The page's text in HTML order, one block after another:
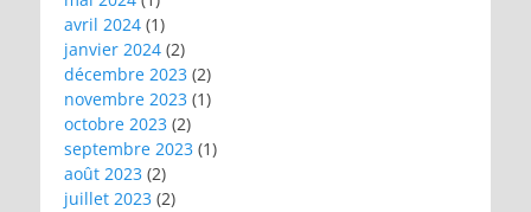
avril 2024 (1)
janvier 2024 (2)
décembre 2023 (2)
novembre 2023 (1)
octobre 2023 (2)
septembre 2023 (1)
août 2023 (2)
juillet 2023 (2)